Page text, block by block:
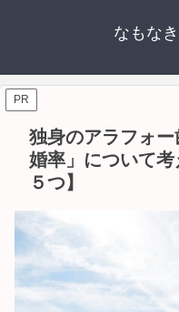
なもな
PR
独身のアラフォ
婚率」について
５つ】